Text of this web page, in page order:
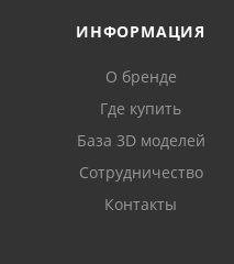
ИНФОРМАЦИЯ
О бренде
Где купить
База 3D моделей
Сотрудничество
Контакты